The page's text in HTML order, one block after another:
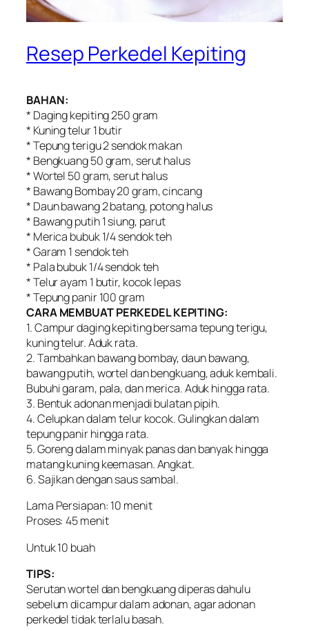
Resep Perkedel Kepiting
BAHAN:
* Daging kepiting 250 gram
* Kuning telur 1 butir
* Tepung terigu 2 sendok makan
* Bengkuang 50 gram, serut halus
* Wortel 50 gram, serut halus
* Bawang Bombay 20 gram, cincang
* Daun bawang 2 batang, potong halus
* Bawang putih 1 siung, parut
* Merica bubuk 1/4 sendok teh
* Garam 1 sendok teh
* Pala bubuk 1/4 sendok teh
* Telur ayam 1 butir, kocok lepas
* Tepung panir 100 gram
CARA MEMBUAT PERKEDEL KEPITING:
1. Campur daging kepiting bersama tepung terigu,
kuning telur. Aduk rata.
2. Tambahkan bawang bombay, daun bawang,
bawang putih, wortel dan bengkuang, aduk kembali.
Bubuhi garam, pala, dan merica. Aduk hingga rata.
3. Bentuk adonan menjadi bulatan pipih.
4. Celupkan dalam telur kocok. Gulingkan dalam
tepung panir hingga rata.
5. Goreng dalam minyak panas dan banyak hingga
matang kuning keemasan. Angkat.
6. Sajikan dengan saus sambal.
Lama Persiapan: 10 menit
Proses: 45 menit
Untuk 10 buah
TIPS:
Serutan wortel dan bengkuang diperas dahulu
sebelum dicampur dalam adonan, agar adonan
perkedel tidak terlalu basah.